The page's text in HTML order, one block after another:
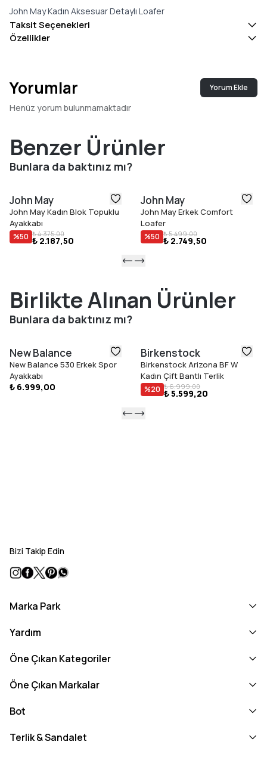
John May Kadın Aksesuar Detaylı Loafer
Taksit Seçenekleri
Özellikler
Yorumlar Yorum Ekle
Henüz yorum bulunmamaktadır
Benzer Ürünler
Bunlara da baktınız mı?
John May
John May Kadın Blok Topuklu
Ayakkabı
%50 ₺ 4.375,00
₺ 2.187,50
John May
John May Erkek Comfort
Loafer
%50 ₺ 5.499,00
₺ 2.749,50
Birlikte Alınan Ürünler
Bunlara da baktınız mı?
New Balance
New Balance 530 Erkek Spor
Ayakkabı
₺ 6.999,00
Birkenstock
Birkenstock Arizona BF W
Kadın Çift Bantlı Terlik
%20 ₺ 6.999,00
₺ 5.599,20
Bizi Takip Edin
Marka Park
Yardım
Öne Çıkan Kategoriler
Öne Çıkan Markalar
Bot
Terlik & Sandalet